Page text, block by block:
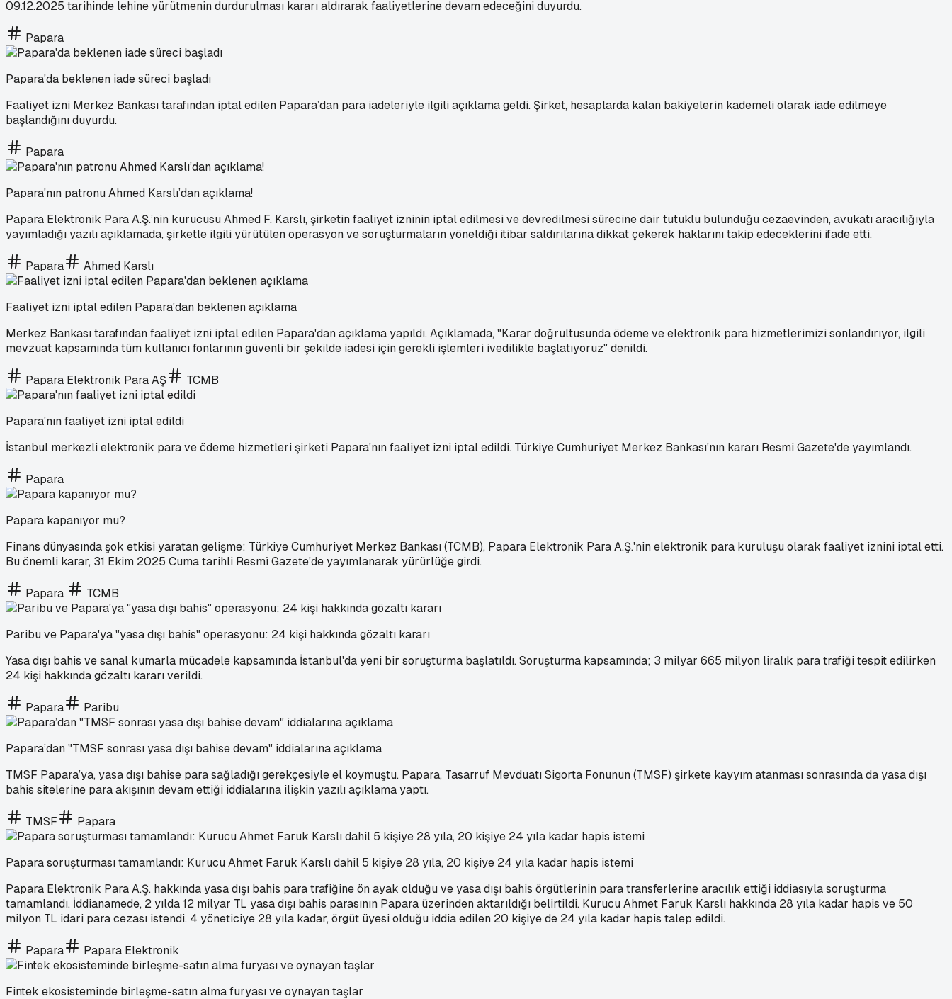
09.12.2025 tarihinde lehine yürütmenin durdurulması kararı aldırarak faaliyetlerine devam edeceğini duyurdu.
Papara
Papara'da beklenen iade süreci başladı
Faaliyet izni Merkez Bankası tarafından iptal edilen Papara’dan para iadeleriyle ilgili açıklama geldi. Şirket, hesaplarda kalan bakiyelerin kademeli olarak iade edilmeye
başlandığını duyurdu.
Papara
Papara'nın patronu Ahmed Karslı’dan açıklama!
Papara Elektronik Para A.Ş.’nin kurucusu Ahmed F. Karslı, şirketin faaliyet izninin iptal edilmesi ve devredilmesi sürecine dair tutuklu bulunduğu cezaevinden, avukatı aracılığıyla
yayımladığı yazılı açıklamada, şirketle ilgili yürütülen operasyon ve soruşturmaların yöneldiği itibar saldırılarına dikkat çekerek haklarını takip edeceklerini ifade etti.
Papara Ahmed Karslı
Faaliyet izni iptal edilen Papara'dan beklenen açıklama
Merkez Bankası tarafından faaliyet izni iptal edilen Papara'dan açıklama yapıldı. Açıklamada, "Karar doğrultusunda ödeme ve elektronik para hizmetlerimizi sonlandırıyor, ilgili
mevzuat kapsamında tüm kullanıcı fonlarının güvenli bir şekilde iadesi için gerekli işlemleri ivedilikle başlatıyoruz" denildi.
Papara Elektronik Para AŞ TCMB
Papara'nın faaliyet izni iptal edildi
İstanbul merkezli elektronik para ve ödeme hizmetleri şirketi Papara'nın faaliyet izni iptal edildi. Türkiye Cumhuriyet Merkez Bankası'nın kararı Resmi Gazete'de yayımlandı.
Papara
Papara kapanıyor mu?
Finans dünyasında şok etkisi yaratan gelişme: Türkiye Cumhuriyet Merkez Bankası (TCMB), Papara Elektronik Para A.Ş.'nin elektronik para kuruluşu olarak faaliyet iznini iptal etti.
Bu önemli karar, 31 Ekim 2025 Cuma tarihli Resmî Gazete'de yayımlanarak yürürlüğe girdi.
Papara TCMB
Paribu ve Papara'ya "yasa dışı bahis" operasyonu: 24 kişi hakkında gözaltı kararı
Yasa dışı bahis ve sanal kumarla mücadele kapsamında İstanbul'da yeni bir soruşturma başlatıldı. Soruşturma kapsamında; 3 milyar 665 milyon liralık para trafiği tespit edilirken
24 kişi hakkında gözaltı kararı verildi.
Papara Paribu
Papara’dan "TMSF sonrası yasa dışı bahise devam" iddialarına açıklama
TMSF Papara’ya, yasa dışı bahise para sağladığı gerekçesiyle el koymuştu. Papara, Tasarruf Mevduatı Sigorta Fonunun (TMSF) şirkete kayyım atanması sonrasında da yasa dışı
bahis sitelerine para akışının devam ettiği iddialarına ilişkin yazılı açıklama yaptı.
TMSF Papara
Papara soruşturması tamamlandı: Kurucu Ahmet Faruk Karslı dahil 5 kişiye 28 yıla, 20 kişiye 24 yıla kadar hapis istemi
Papara Elektronik Para A.Ş. hakkında yasa dışı bahis para trafiğine ön ayak olduğu ve yasa dışı bahis örgütlerinin para transferlerine aracılık ettiği iddiasıyla soruşturma
tamamlandı. İddianamede, 2 yılda 12 milyar TL yasa dışı bahis parasının Papara üzerinden aktarıldığı belirtildi. Kurucu Ahmet Faruk Karslı hakkında 28 yıla kadar hapis ve 50
milyon TL idari para cezası istendi. 4 yöneticiye 28 yıla kadar, örgüt üyesi olduğu iddia edilen 20 kişiye de 24 yıla kadar hapis talep edildi.
Papara Papara Elektronik
Fintek ekosisteminde birleşme-satın alma furyası ve oynayan taşlar